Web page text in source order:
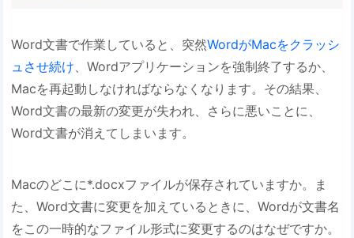
Word文書で作業していると、突然WordがMacをクラッシ
ュさせ続け 、Wordアプリケーションを強制終了するか、
Macを再起動しなければならなくなります。その結果、
Word文書の最新の変更が失われ、さらに悪いことに、
Word文書が消えてしまいます。
Macのどこに*.docxファイルが保存されていますか。ま
た、Word文書に変更を加えているときに、Wordが文書名
をこの一時的なファイル形式に変更するのはなぜですか。